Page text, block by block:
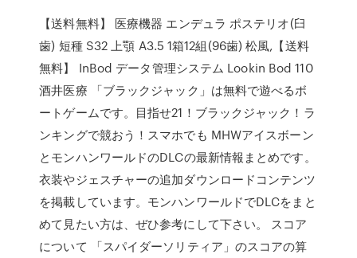
【送料無料】 医療機器 エンデュラ ポステリオ(臼
歯) 短種 S32 上顎 A3.5 1箱12組(96歯) 松風,【送料
無料】 InBod データ管理システム Lookin Bod 110
酒井医療 「ブラックジャック」は無料で遊べるボ
ートゲームです。目指せ21！ブラックジャック！ラ
ンキングで競おう！スマホでも MHWアイスボーン
とモンハンワールドのDLCの最新情報まとめです。
衣装やジェスチャーの追加ダウンロードコンテンツ
を掲載しています。モンハンワールドでDLCをまと
めて見たい方は、ぜひ参考にして下さい。 スコア
について 「スパイダーソリティア」のスコアの算